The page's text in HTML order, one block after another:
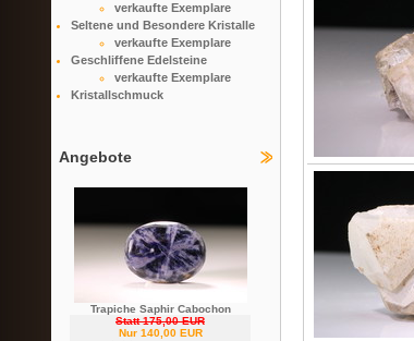
verkaufte Exemplare
Seltene und Besondere Kristalle
verkaufte Exemplare
Geschliffene Edelsteine
verkaufte Exemplare
Kristallschmuck
Angebote
Trapiche Saphir Cabochon
Statt 175,00 EUR
Nur 140,00 EUR